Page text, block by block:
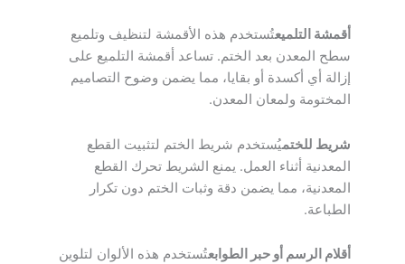
أقمشة التلميعتُستخدم هذه الأقمشة لتنظيف وتلميع
سطح المعدن بعد الختم. تساعد أقمشة التلميع على
إزالة أي أكسدة أو بقايا، مما يضمن وضوح التصاميم
المختومة ولمعان المعدن.
شريط للختميُستخدم شريط الختم لتثبيت القطع
المعدنية أثناء العمل. يمنع الشريط تحرك القطع
المعدنية، مما يضمن دقة وثبات الختم دون تكرار
الطباعة.
أقلام الرسم أو حبر الطوابعتُستخدم هذه الألوان لتلوين